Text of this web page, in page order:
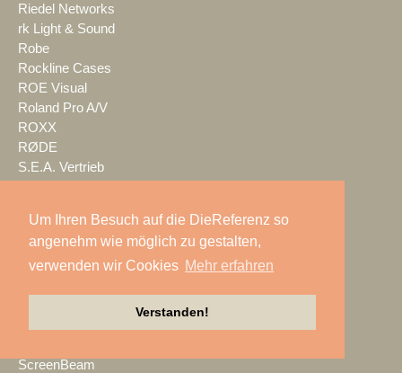
Um Ihren Besuch auf die DieReferenz so
angenehm wie möglich zu gestalten,
verwenden wir Cookies Mehr erfahren
Verstanden!
Riedel Networks
rk Light & Sound
Robe
Rockline Cases
ROE Visual
Roland Pro A/V
ROXX
RØDE
S.E.A. Vertrieb
satis&fy
SCHACHZUG
Schallwerk Audiotechnik
Schnick-Schnack-Systems
ScreenBeam